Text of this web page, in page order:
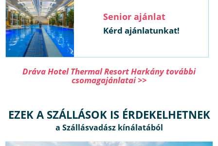
Senior ajánlat
Kérd ajánlatunkat!
Dráva Hotel Thermal Resort Harkány további
csomagajánlatai >>
EZEK A SZÁLLÁSOK IS ÉRDEKELHETNEK